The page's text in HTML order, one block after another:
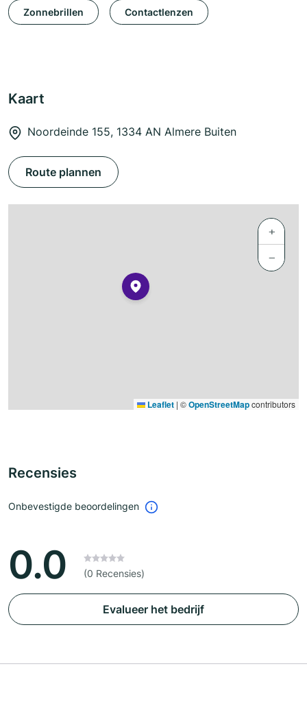
Zonnebrillen Contactlenzen
Kaart
Noordeinde 155, 1334 AN Almere Buiten
Route plannen
+
−
Leaflet | ©OpenStreetMapcontributors
Recensies
Onbevestigde beoordelingen
0.0 (0 Recensies)
Evalueer het bedrijf